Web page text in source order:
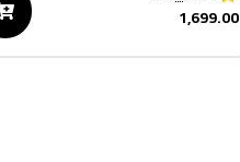
1,699.00